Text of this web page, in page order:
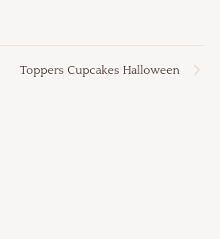
Toppers Cupcakes Halloween